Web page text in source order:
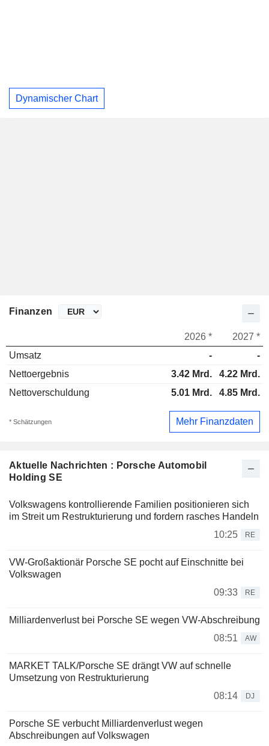
Dynamischer Chart
Aktuelle Nachrichten : Porsche Automobil
Holding SE
Volkswagens kontrollierende Familien positionieren sich
im Streit um Restrukturierung und fordern rasches Handeln
10:25
RE
VW-Großaktionär Porsche SE pocht auf Einschnitte bei
Volkswagen
09:33
RE
Milliardenverlust bei Porsche SE wegen VW-Abschreibung
08:51
AW
MARKET TALK/Porsche SE drängt VW auf schnelle
Umsetzung von Restrukturierung
08:14
DJ
Porsche SE verbucht Milliardenverlust wegen
Abschreibungen auf Volkswagen
Finanzen
2026 *
2027 *
Umsatz
-
-
Nettoergebnis
3.42 Mrd.
4.22 Mrd.
Nettoverschuldung
5.01 Mrd. 4.85 Mrd.
* Schätzungen Mehr Finanzdaten